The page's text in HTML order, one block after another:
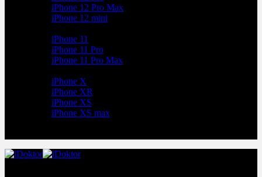
iPhone 12 Pro Max
iPhone 12 mini
iPhone 11
iPhone 11 Pro
iPhone 11 Pro Max
iPhone X
iPhone XR
iPhone XS
iPhone XS max